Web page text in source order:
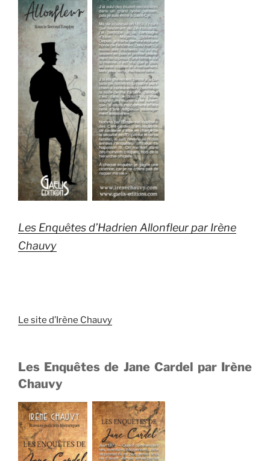
Les Enquêtes d’Hadrien Allonfleur par Irène
Chauvy
Le site d’Irène Chauvy
Les Enquêtes de Jane Cardel par Irène
Chauvy